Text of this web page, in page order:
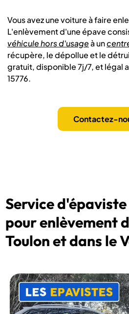
Vous avez une voiture à faire
L'enlèvement d'une épave
véhicule hors d'usageà un
récupère, le dépollue et le
gratuit, disponible 7j/7, et légal
15776.
Contactez-
Service
pour enlèvement
Toulon et dans le